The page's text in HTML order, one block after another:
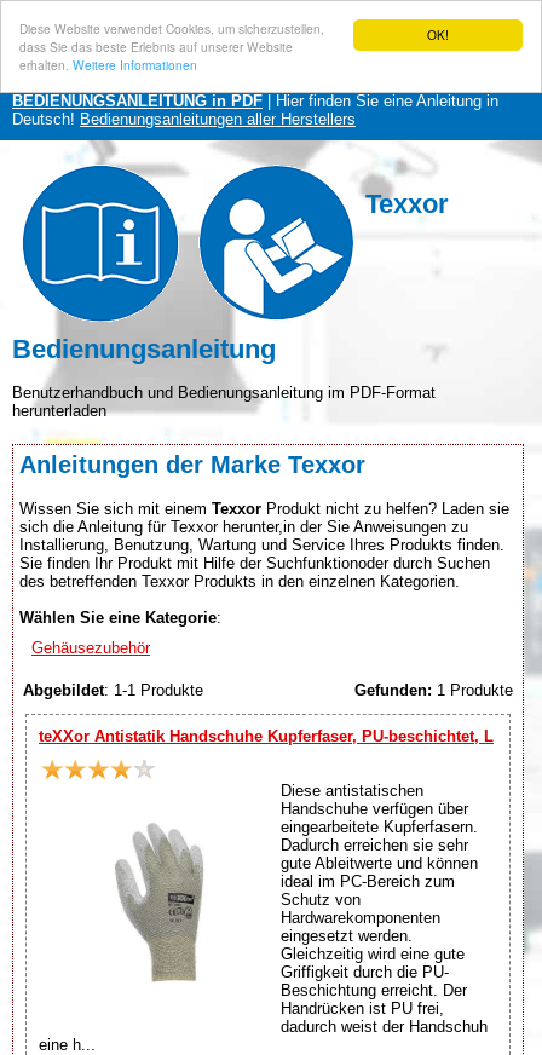
OK!
Diese Website verwendet Cookies, um sicherzustellen,
dass Sie das beste Erlebnis auf unserer Website
erhalten. Weitere Informationen
BEDIENUNGSANLEITUNG in PDF | Hier finden Sie eine Anleitung in
Deutsch! Bedienungsanleitungen aller Herstellers
Texxor
Bedienungsanleitung
Benutzerhandbuch und Bedienungsanleitung im PDF-Format
herunterladen
Anleitungen der Marke Texxor
Wissen Sie sich mit einem Texxor Produkt nicht zu helfen? Laden sie
sich die Anleitung für Texxor herunter,in der Sie Anweisungen zu
Installierung, Benutzung, Wartung und Service Ihres Produkts finden.
Sie finden Ihr Produkt mit Hilfe der Suchfunktionoder durch Suchen
des betreffenden Texxor Produkts in den einzelnen Kategorien.
Wählen Sie eine Kategorie:
Gehäusezubehör
Abgebildet: 1-1 Produkte Gefunden: 1 Produkte
teXXor Antistatik Handschuhe Kupferfaser, PU-beschichtet, L
Diese antistatischen
Handschuhe verfügen über
eingearbeitete Kupferfasern.
Dadurch erreichen sie sehr
gute Ableitwerte und können
ideal im PC-Bereich zum
Schutz von
Hardwarekomponenten
eingesetzt werden.
Gleichzeitig wird eine gute
Griffigkeit durch die PU-
Beschichtung erreicht. Der
Handrücken ist PU frei,
dadurch weist der Handschuh
eine h...